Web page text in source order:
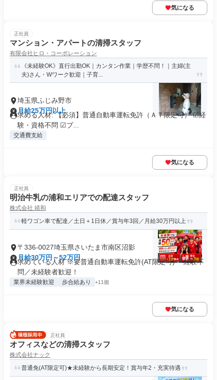
気になる
正社員
マンション・アパートの清掃スタッフ
有限会社ヒロ・コーポレーション
《未経験OK》直行出勤OK｜カンタン作業｜学歴不問！｜主婦(主
夫)さん・Wワーク歓迎｜子育...
埼玉県ふじみ野市
月給25万円以上
求める人材: 【必須】普通自動車運転免許（ＡＴ限定可） ☑︎経
験・資格不問 ☑︎ブ...
交通費支給
気になる
正社員
明治牛乳の浦和エリアでの配達スタッフ
株式会社 靖和
軽ワゴン車で配達／土日＋1日休／賞与年3回／月給30万円以上
〒336-0027埼玉県さいたま市南区沼影
月給30万円～52万円
求めている人材 ※要普通自動車運転免許(AT限定可) ＊経験不
問／未経験者歓迎！
業界未経験歓迎 歩合給あり +11個
気になる
正社員
オフィスなどの清掃スタッフ
株式会社ナック
普通免(AT限定可)★未経験から長期安定！賞与年2・充実待遇